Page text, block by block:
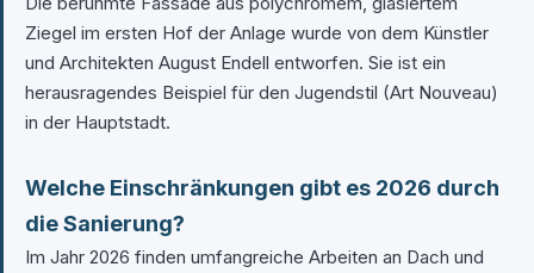
Ziegel im ersten Hof der Anlage wurde von dem Künstler
und Architekten August Endell entworfen. Sie ist ein
herausragendes Beispiel für den Jugendstil (Art Nouveau)
in der Hauptstadt.
Welche Einschränkungen gibt es 2026 durch
die Sanierung?
Im Jahr 2026 finden umfangreiche Arbeiten an Dach und